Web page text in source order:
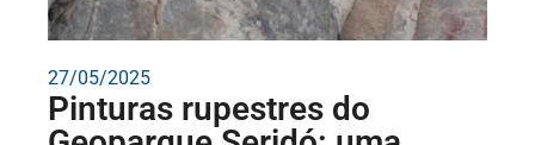
27/05/2025
Pinturas rupestres do